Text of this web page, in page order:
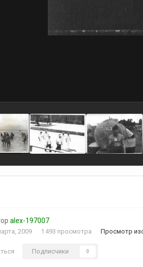
alex-197007
2009 1 493 просмотра Просмотр
Подписчики 0